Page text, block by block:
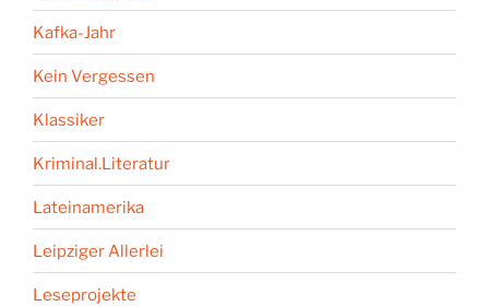
Kafka-Jahr
Kein Vergessen
Klassiker
Kriminal.Literatur
Lateinamerika
Leipziger Allerlei
Leseprojekte